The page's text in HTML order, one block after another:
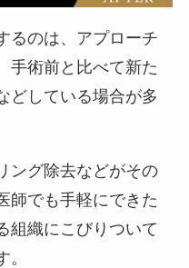
るのは、アプローチ
手術前と比べて新た
どしている場合が多
ング除去などがその
師でも手軽にできた
組織にこびりついて